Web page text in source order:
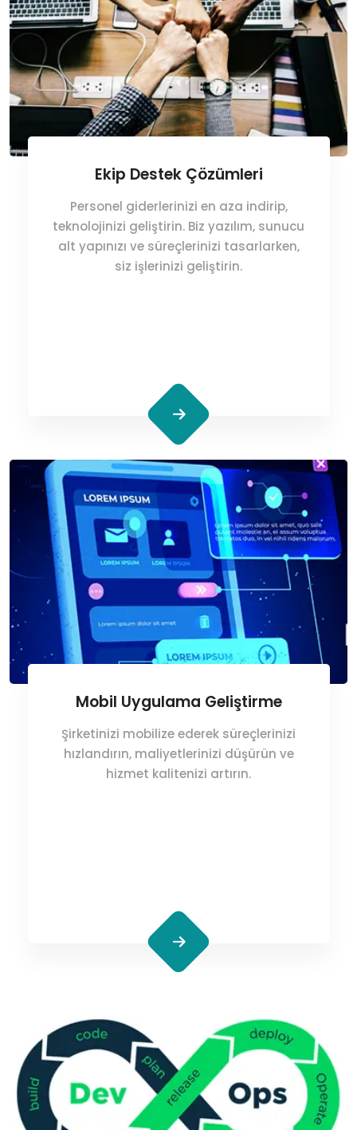
Ekip Destek Çözümleri
Personel giderlerinizi en aza indirip,
teknolojinizi geliştirin. Biz yazılım, sunucu
alt yapınızı ve süreçlerinizi tasarlarken,
siz işlerinizi geliştirin.
Mobil Uygulama Geliştirme
Şirketinizi mobilize ederek süreçlerinizi
hızlandırın, maliyetlerinizi düşürün ve
hizmet kalitenizi artırın.